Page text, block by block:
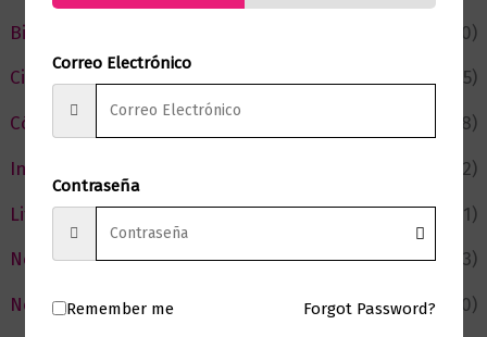
Bienestar
(230)
Ciencia y Conocimiento
(75)
Cómic y Fantasía
(88)
Infantil y Juvenil
(212)
Literatura
(371)
Negocios
(43)
Novedades
(110)
Correo Electrónico
Contraseña
Remember me Forgot Password?